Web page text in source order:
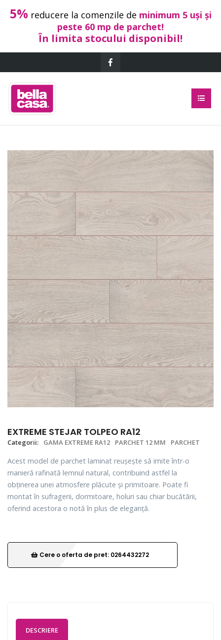
5% reducere la comenzile de minimum 5 uși și
peste 60 mp de parchet!
În limita stocului disponibil!
EXTREME STEJAR TOLPEO RA12
Categorii: GAMA EXTREME RA12 PARCHET 12 MM PARCHET
Acest model de parchet laminat reușește să imite într-o
manieră rafinată lemnul natural, contribuind astfel la
obținerea unei atmosfere plăcute și primitoare. Poate fi
montat în sufragerii, dormitoare, holuri sau chiar bucătării,
oferind acestora o notă în plus de eleganță.
Cere o oferta de pret: 0264432272
DESCRIERE